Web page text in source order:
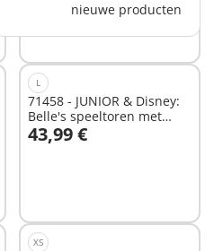
nieuwe producten
L
71458 - JUNIOR & Disney:
Belle's speeltoren met
melodie
43,99 €
In winkelwagen
XS